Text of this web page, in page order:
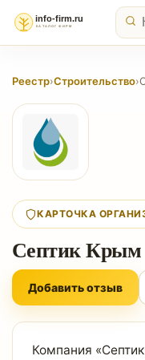
Реестр›Строительство›
КАРТОЧКА
Септик Крым
Добавить отзыв
Компания